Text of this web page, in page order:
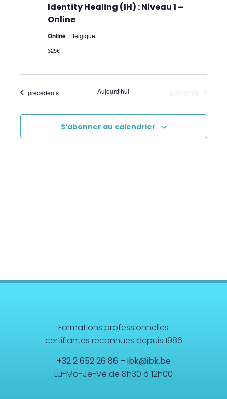
Identity Healing (IH) : Niveau 1 –
Online
Online , Belgique
325€
Évènements
précédents Aujourd’hui
S’abonner au calendrier
Formations professionnelles
certifiantes reconnues depuis 1986
+32 2 652 26 86 – ibk@ibk.be
Lu-Ma-Je-Ve de 8h30 à 12h00